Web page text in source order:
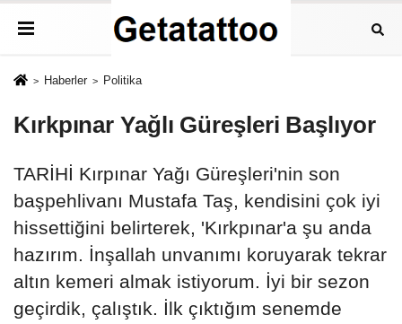
Haberler Politika
Kırkpınar Yağlı Güreşleri Başlıyor
TARİHİ Kırpınar Yağı Güreşleri'nin son
başpehlivanı Mustafa Taş, kendisini çok iyi
hissettiğini belirterek, 'Kırkpınar'a şu anda
hazırım. İnşallah unvanımı koruyarak tekrar
altın kemeri almak istiyorum. İyi bir sezon
geçirdik, çalıştık. İlk çıktığım senemde